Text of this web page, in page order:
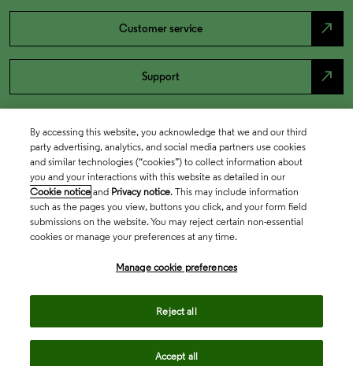
Customer service north_east
Support north_east
By accessing this website, you acknowledge that we and our third
party advertising, analytics, and social media partners use cookies
and similar technologies (“cookies”) to collect information about
you and your interactions with this website as detailed in our
Cookie notice and Privacy notice. This may include information
such as the pages you view, buttons you click, and your form field
submissions on the website. You may reject certain non-essential
cookies or manage your preferences at any time.
Manage cookie preferences
Reject all
Accept all